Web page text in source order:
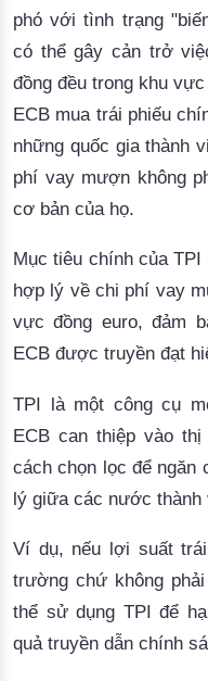
phó với tình trạng
có thể gây cản trở
đồng đều trong khu
ECB mua trái phiếu
những quốc gia thành
phí vay mượn không
cơ bản của họ. ​
Mục tiêu chính của
hợp lý về chi phí vay
vực đồng euro, đảm
ECB được truyền đạt
TPI là một công cụ
ECB can thiệp vào
cách chọn lọc để ngăn
lý giữa các nước thành
Ví dụ, nếu lợi suất
trường chứ không
thể sử dụng TPI để
quả truyền dẫn chính